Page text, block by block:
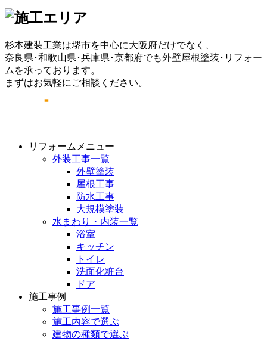
杉本建装工業は堺市を中心に大阪府だけでなく、
奈良県･和歌山県･兵庫県･京都府でも外壁屋根塗装･リフォー
ムを承っております。
まずはお気軽にご相談ください。
リフォームメニュー
外装工事一覧
外壁塗装
屋根工事
防水工事
大規模塗装
水まわり・内装一覧
浴室
キッチン
トイレ
洗面化粧台
ドア
施工事例
施工事例一覧
施工内容で選ぶ
建物の種類で選ぶ